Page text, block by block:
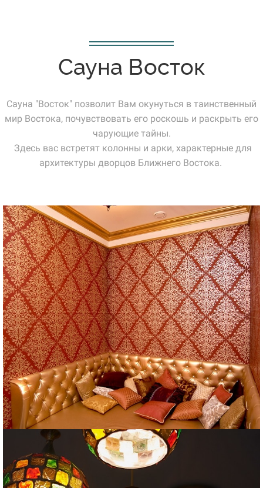
Сауна Восток
Сауна "Восток" позволит Вам окунуться в таинственный
мир Востока, почувствовать его роскошь и раскрыть его
чарующие тайны.
Здесь вас встретят колонны и арки, характерные для
архитектуры дворцов Ближнего Востока.